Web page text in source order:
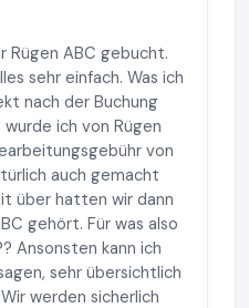
Rügen ABC gebucht.
sehr einfach. Was ich
nach der Buchung
ich von Rügen
von
auch gemacht
über hatten wir dann
gehört. Für was also
Ansonsten kann ich
sehr übersichtlich
werden sicherlich